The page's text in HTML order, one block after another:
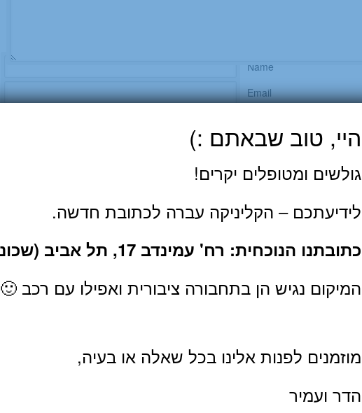
Name
Email
שמור בדפדפן זה את השם, האימייל והאתר שלי לפעם הבאה שאגיב.
היי, טוב שבאתם :)
גולשים ומטופלים יקרים!
לידיעתכם – הקליניקה עברה לכתובת חדשה.
כתובתנו הנוכחית: רח' עמינדב 17, תל אביב (שכונת ביצרון).
המיקום נגיש הן בתחבורה ציבורית ואפילו עם רכב 🙂
מוזמנים לפנות אלינו בכל שאלה או בעיה,
הדר ועמיר